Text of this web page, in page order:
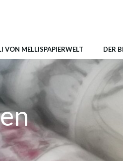
VON MELLISPAPIERWELT DER